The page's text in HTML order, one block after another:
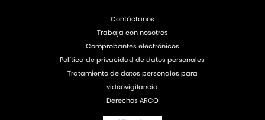
Contáctanos
Trabaja con nosotros
Comprobantes electrónicos
Política de privacidad de datos personales
Tratamiento de datos personales para
videovigilancia
Derechos ARCO